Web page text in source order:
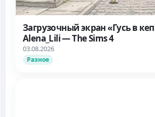
Загрузочный экран «Гусь в
Alena_Lili — The Sims 4
03.08.2026
Разное